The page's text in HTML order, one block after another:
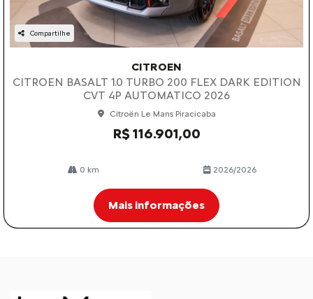
Compartilhe
CITROEN
CITROEN BASALT 1.0 TURBO 200 FLEX DARK EDITION
CVT 4P AUTOMATICO 2026
Citroën Le Mans Piracicaba
R$ 116.901,00
0 km 2026/2026
Mais informações